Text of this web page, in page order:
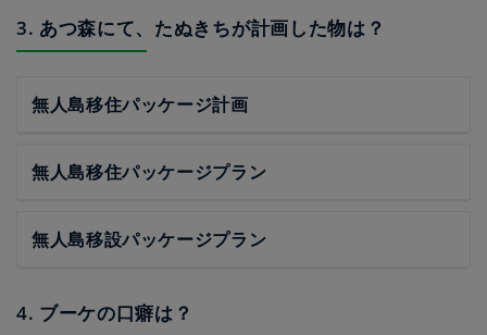
3. あつ森にて、たぬきちが計画した物は？
無人島移住パッケージ計画
無人島移住パッケージプラン
無人島移設パッケージプラン
4. ブーケの口癖は？